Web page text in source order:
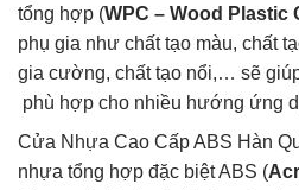
tổng hợp (WPC – Wood Plastic
phụ gia như chất tạo màu, chất
gia cường, chất tạo nổi,… sẽ
phù hợp cho nhiều hướng ứng
Cửa Nhựa Cao Cấp ABS Hàn
nhựa tổng hợp đặc biệt ABS (